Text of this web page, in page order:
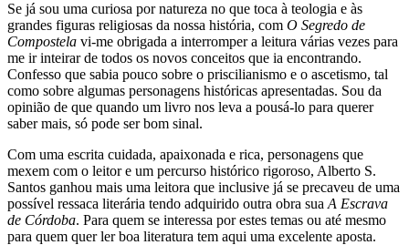
Se já sou uma curiosa por natureza no que toca à teologia e às
grandes figuras religiosas da nossa história, com O Segredo de
Compostela vi-me obrigada a interromper a leitura várias vezes para
me ir inteirar de todos os novos conceitos que ia encontrando.
Confesso que sabia pouco sobre o priscilianismo e o ascetismo, tal
como sobre algumas personagens históricas apresentadas. Sou da
opinião de que quando um livro nos leva a pousá-lo para querer
saber mais, só pode ser bom sinal.
Com uma escrita cuidada, apaixonada e rica, personagens que
mexem com o leitor e um percurso histórico rigoroso, Alberto S.
Santos ganhou mais uma leitora que inclusive já se precaveu de uma
possível ressaca literária tendo adquirido outra obra sua A Escrava
de Córdoba. Para quem se interessa por estes temas ou até mesmo
para quem quer ler boa literatura tem aqui uma excelente aposta.